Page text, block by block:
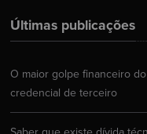
Últimas publicações
O maior golpe financeiro
credencial de terceiro